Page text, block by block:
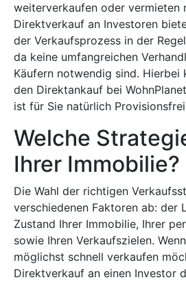
weiterverkaufen oder vermieten
Direktverkauf an Investoren
der Verkaufsprozess in der
da keine umfangreichen
Käufern notwendig sind. Hierbei
den Direktankauf bei
ist für Sie natürlich
Welche
Ihrer Immobilie?
Die Wahl der richtigen
verschiedenen Faktoren ab: der
Zustand Ihrer Immobilie, Ihrer
sowie Ihren Verkaufszielen.
möglichst schnell verkaufen
Direktverkauf an einen Investor